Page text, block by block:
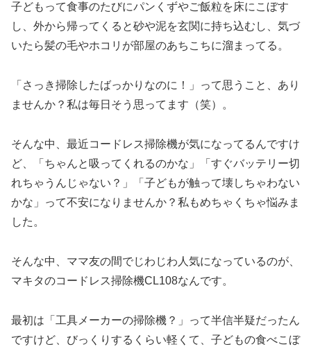
子どもって食事のたびにパンくずやご飯粒を床にこぼす
し、外から帰ってくると砂や泥を玄関に持ち込むし、気づ
いたら髪の毛やホコリが部屋のあちこちに溜まってる。
「さっき掃除したばっかりなのに！」って思うこと、あり
ませんか？私は毎日そう思ってます（笑）。
そんな中、最近コードレス掃除機が気になってるんですけ
ど、「ちゃんと吸ってくれるのかな」「すぐバッテリー切
れちゃうんじゃない？」「子どもが触って壊しちゃわない
かな」って不安になりませんか？私もめちゃくちゃ悩みま
した。
そんな中、ママ友の間でじわじわ人気になっているのが、
マキタのコードレス掃除機CL108なんです。
最初は「工具メーカーの掃除機？」って半信半疑だったん
ですけど、びっくりするくらい軽くて、子どもの食べこぼ